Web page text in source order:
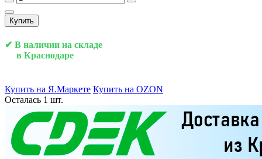
Купить
✔ В наличии на складе
в Краснодаре
Купить на Я.Маркете Купить на OZON
Осталась 1 шт.